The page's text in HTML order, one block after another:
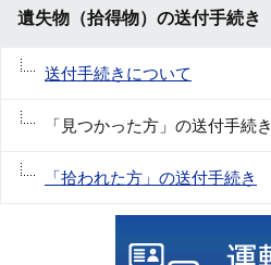
遺失物（拾得物）の送付手続き
送付手続きについて
「見つかった方」の送付手続き
「拾われた方」の送付手続き